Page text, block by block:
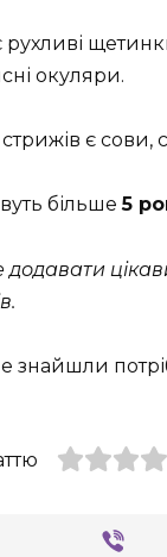
окуляри.
є сови,
більше5
знайшли